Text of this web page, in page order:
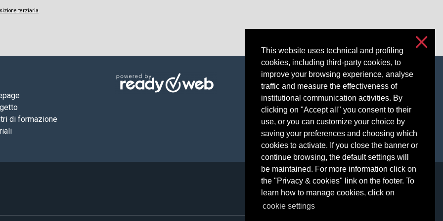
This website uses technical and profiling
cookies, including third-party cookies, to
improve your browsing experience, analyse
traffic and measure the effectiveness of
institutional communication activities. By
clicking on "Accept all" you consent to their
use, or you can customize your choice by
saving your preferences and choosing which
cookies to activate. If you close the banner or
continue browsing, the default settings will
be maintained. For more information click on
the "Privacy & cookies" link on the footer. To
learn how to manage cookies, click on
cookie settings
terziaria
di formazione
Accessibilità
Privacy e cookies
Impostazioni cookie